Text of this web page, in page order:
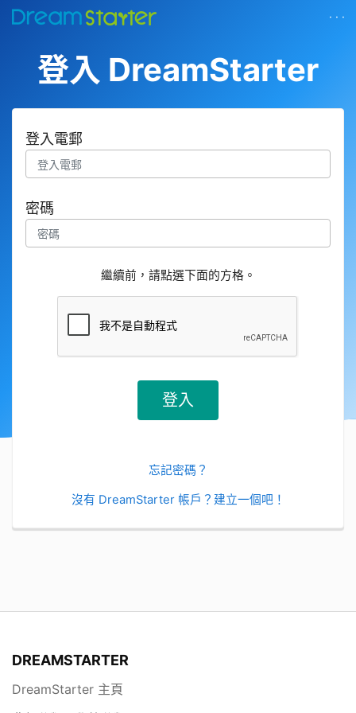
· · ·
登入 DreamStarter
登入電郵
密碼
繼續前，請點選下面的方格。
忘記密碼？
沒有 DreamStarter 帳戶？建立一個吧！
DREAMSTARTER
DreamStarter 主頁